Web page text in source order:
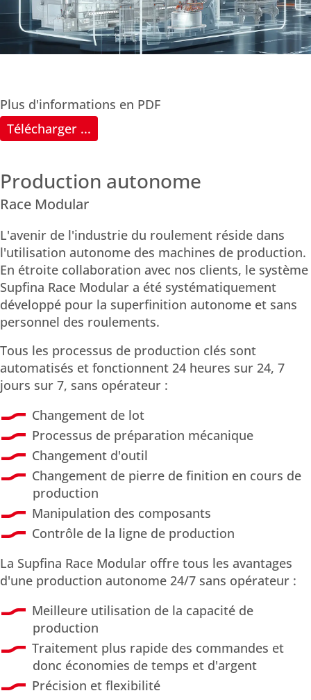
Plus d'informations en PDF
Télécharger ...
Production autonome
Race Modular
L'avenir de l'industrie du roulement réside dans
l'utilisation autonome des machines de production.
En étroite collaboration avec nos clients, le système
Supfina Race Modular a été systématiquement
développé pour la superfinition autonome et sans
personnel des roulements.
Tous les processus de production clés sont
automatisés et fonctionnent 24 heures sur 24, 7
jours sur 7, sans opérateur :
Changement de lot
Processus de préparation mécanique
Changement d'outil
Changement de pierre de finition en cours de
production
Manipulation des composants
Contrôle de la ligne de production
La Supfina Race Modular offre tous les avantages
d'une production autonome 24/7 sans opérateur :
Meilleure utilisation de la capacité de
production
Traitement plus rapide des commandes et
donc économies de temps et d'argent
Précision et flexibilité